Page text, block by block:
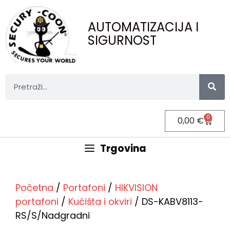
AUTOMATIZACIJA I
SIGURNOST
0,00 € 0
Trgovina
Početna / Portafoni / HIKVISION
portafoni / Kućišta i okviri / DS-KABV8113-
RS/S/Nadgradni